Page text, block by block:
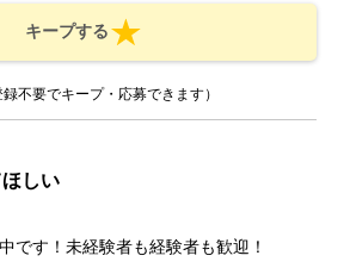
キープする
録不要でキープ・応募できます）
しい
です！未経験者も経験者も歓迎！